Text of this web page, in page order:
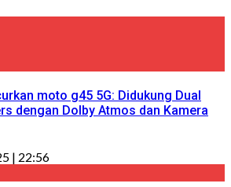
moto g45 5G: Didukung Dual
dengan Dolby Atmos dan Kamera
| 22:56